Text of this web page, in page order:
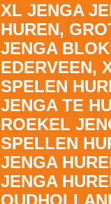
XL JENGA
HUREN,
JENGA
EDERVEEN,
SPELEN
JENGA TE
ROEKEL
SPELLEN
JENGA
JENGA